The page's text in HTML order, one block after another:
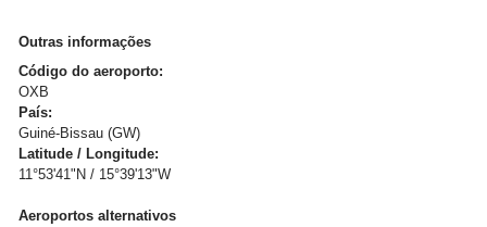
Outras informações
Código do aeroporto:
OXB
País:
Guiné-Bissau (GW)
Latitude / Longitude:
11°53'41"N / 15°39'13"W
Aeroportos alternativos